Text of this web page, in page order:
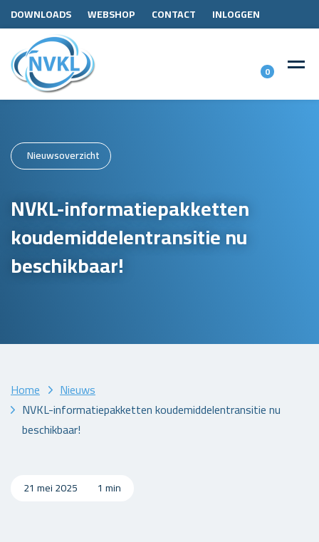
DOWNLOADS WEBSHOP CONTACT INLOGGEN
0
Nieuwsoverzicht
NVKL-informatiepakketten
koudemiddelentransitie nu
beschikbaar!
Home
Nieuws
NVKL-informatiepakketten koudemiddelentransitie nu
beschikbaar!
21 mei 2025 1 min